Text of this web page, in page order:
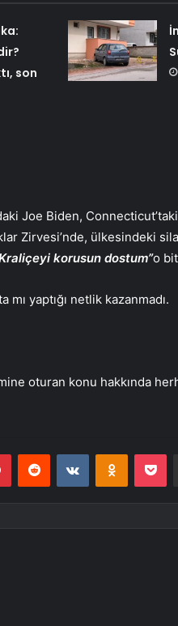
son
Joe Biden,
Zirvesi’nde, ülkesindeki
Kraliçeyi korusun dostum”o
mı yaptığı netlik kazanmadı.
oturan konu hakkında
PinterestReddit VKontakte